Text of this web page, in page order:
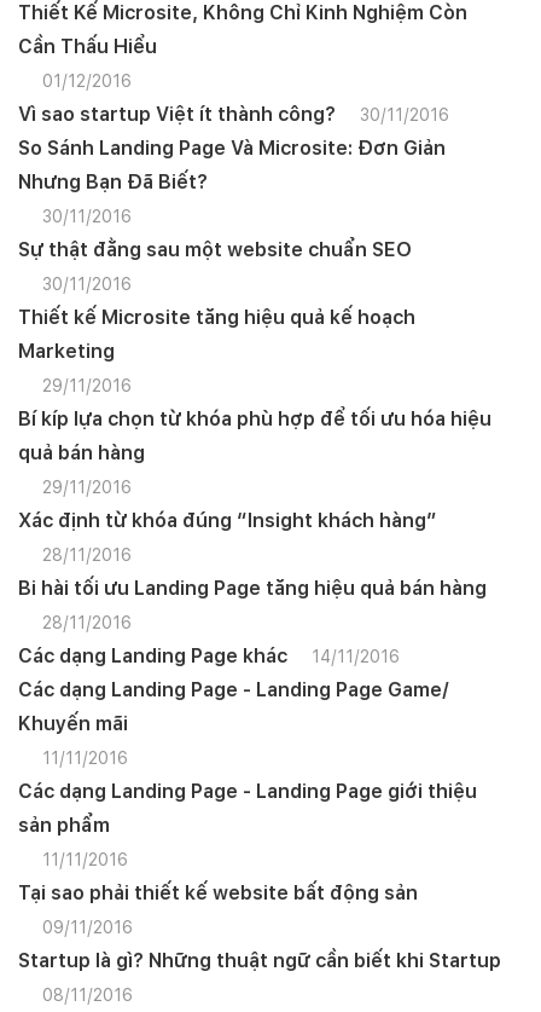
Thiết Kế Microsite, Không Chỉ Kinh Nghiệm Còn
Cần Thấu Hiểu
01/12/2016
Vì sao startup Việt ít thành công? 30/11/2016
So Sánh Landing Page Và Microsite: Đơn Giản
Nhưng Bạn Đã Biết?
30/11/2016
Sự thật đằng sau một website chuẩn SEO
30/11/2016
Thiết kế Microsite tăng hiệu quả kế hoạch
Marketing
29/11/2016
Bí kíp lựa chọn từ khóa phù hợp để tối ưu hóa hiệu
quả bán hàng
29/11/2016
Xác định từ khóa đúng “Insight khách hàng”
28/11/2016
Bi hài tối ưu Landing Page tăng hiệu quả bán hàng
28/11/2016
Các dạng Landing Page khác 14/11/2016
Các dạng Landing Page - Landing Page Game/
Khuyến mãi
11/11/2016
Các dạng Landing Page - Landing Page giới thiệu
sản phẩm
11/11/2016
Tại sao phải thiết kế website bất động sản
09/11/2016
Startup là gì? Những thuật ngữ cần biết khi Startup
08/11/2016